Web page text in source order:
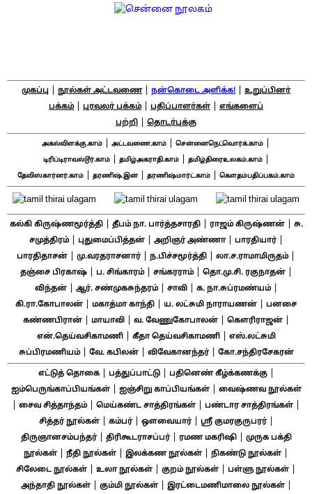
முகப்பு நூல்கள் அட்டவணை| நன்கொடை அளிக்க!
உறுப்பினர்
பக்கம்| புரவலர் பக்கம்| பதிப்பாளர்கள்
எங்களைப்
பற்றி
தொடர்புக்கு
அகல்விளக்கு.காம் அட்டவணை.காம் சென்னைநெட்வொர்க்.காம்
டிரிப்டிராவல்டூர்.காம்| தமிழ்அகராதி.காம்| தமிழ்திரைஉலகம்.காம்|
தேவிஸ்கார்னர்.காம் தரணிஷ்.இன்| தரணிஷ்மார்ட்.காம் கௌதம்பதிப்பகம்.காம்
கல்கி கிருஷ்ணமூர்த்தி| தீபம் நா. பார்த்தசாரதி| ராஜம் கிருஷ்ணன்|
சு.
சமுத்திரம்| புதுமைப்பித்தன்| அறிஞர் அண்ணா| பாரதியார்|
பாரதிதாசன் மு.வரதராசனார்| ந.பிச்சமூர்த்தி லா.ச.ராமாமிருதம்|
தஞ்சை பிரகாஷ்| ப. சிங்காரம்| சங்கரராம்| தொ.மு.சி. ரகுநாதன்|
விந்தன்| ஆர். சண்முகசுந்தரம்| சாவி| க. நா.சுப்ரமண்யம்|
கி.ரா.கோபாலன் மகாத்மா காந்தி ய. லட்சுமி நாராயணன்
பனசை
கண்ணபிரான்| மாயாவி| வ. வேணுகோபாலன்| கௌரிராஜன்|
என்.தெய்வசிகாமணி| கீதா தெய்வசிகாமணி|
எஸ்.லட்சுமி
சுப்பிரமணியம்| வே. கபிலன்| விவேகானந்தர்| கோ.சந்திரசேகரன்
எட்டுத் தொகை| பத்துப்பாட்டு| பதினெண் கீழ்க்கணக்கு|
ஐம்பெருங்காப்பியங்கள்| ஐஞ்சிறு காப்பியங்கள்| வைஷ்ணவ நூல்கள்
சைவ சித்தாந்தம்| மெய்கண்ட சாத்திரங்கள் பண்டார சாத்திரங்கள்
சித்தர் நூல்கள்| கம்பர்| ஔவையார்| ஸ்ரீ குமரகுருபரர்|
திருஞானசம்பந்தர்| திரிகூடராசப்பர்| ரமண மகரிஷி|
முருக பக்தி
நூல்கள்
நீதி நூல்கள் இலக்கண நூல்கள் நிகண்டு நூல்கள்
சிலேடை நூல்கள் உலா நூல்கள் குறம் நூல்கள் பள்ளு நூல்கள்
அந்தாதி நூல்கள்| கும்மி நூல்கள்| இரட்டைமணிமாலை நூல்கள்|